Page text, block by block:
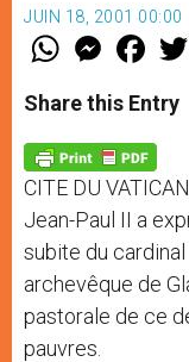
JUIN 18, 2001 00:00
W
t
s
p
p
M
e
s
e
g
e
r
F
a
e
b
o
k
Share this Entry
CITE DU
Jean-Paul II a
subite du
archevêque de
pastorale de ce
pauvres.